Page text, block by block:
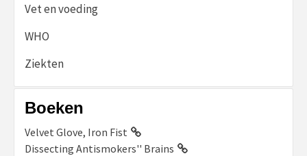
Vet en voeding
WHO
Ziekten
Boeken
Velvet Glove, Iron Fist
Dissecting Antismokers'' Brains